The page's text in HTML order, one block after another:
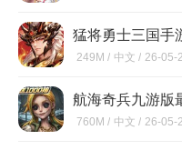
猛将勇士三国手
249M / 中文 / 26-05-
航海奇兵九游版
760M / 中文 / 26-05-